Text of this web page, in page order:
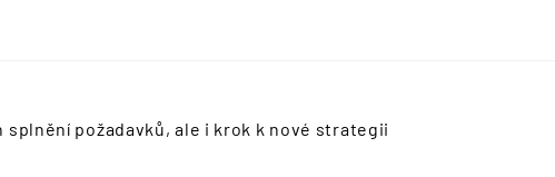
splnění požadavků, ale i krok k nové strategii